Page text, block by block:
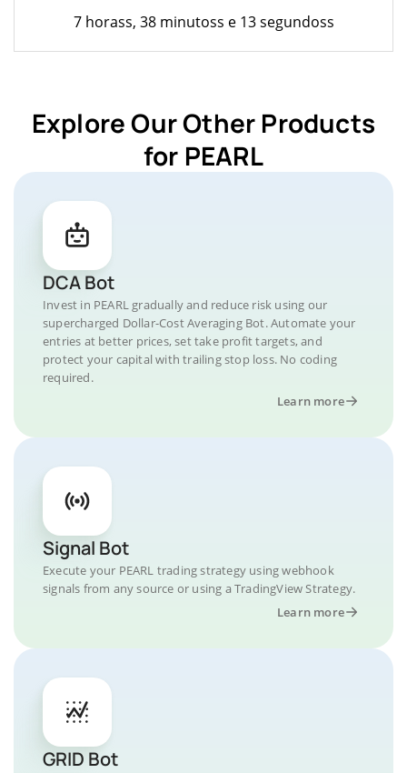
7 horass, 38 minutoss e 13 segundoss
Explore Our Other Products
for PEARL
DCA Bot
Invest in PEARL gradually and reduce risk using our
supercharged Dollar-Cost Averaging Bot. Automate your
entries at better prices, set take profit targets, and
protect your capital with trailing stop loss. No coding
required.
Learn more
Signal Bot
Execute your PEARL trading strategy using webhook
signals from any source or using a TradingView Strategy.
Learn more
GRID Bot